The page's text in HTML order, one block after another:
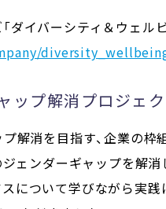
ダイバーシティ＆ウェル
ップ解消プロジェ
解消を目指す、企業の枠
ェンダーギャップを解
について学びながら実